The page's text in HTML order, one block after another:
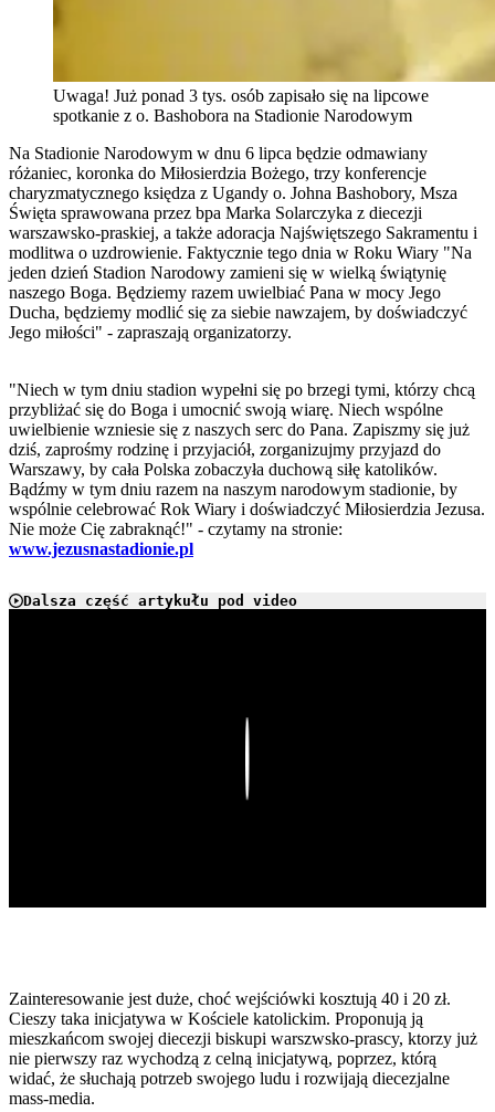
Uwaga! Już ponad 3 tys. osób zapisało się na lipcowe
spotkanie z o. Bashobora na Stadionie Narodowym
Na Stadionie Narodowym w dnu 6 lipca będzie odmawiany
różaniec, koronka do Miłosierdzia Bożego, trzy konferencje
charyzmatycznego księdza z Ugandy o. Johna Bashobory, Msza
Święta sprawowana przez bpa Marka Solarczyka z diecezji
warszawsko-praskiej, a także adoracja Najświętszego Sakramentu i
modlitwa o uzdrowienie. Faktycznie tego dnia w Roku Wiary "Na
jeden dzień Stadion Narodowy zamieni się w wielką świątynię
naszego Boga. Będziemy razem uwielbiać Pana w mocy Jego
Ducha, będziemy modlić się za siebie nawzajem, by doświadczyć
Jego miłości" - zapraszają organizatorzy.
"Niech w tym dniu stadion wypełni się po brzegi tymi, którzy chcą
przybliżać się do Boga i umocnić swoją wiarę. Niech wspólne
uwielbienie wzniesie się z naszych serc do Pana. Zapiszmy się już
dziś, zaprośmy rodzinę i przyjaciół, zorganizujmy przyjazd do
Warszawy, by cała Polska zobaczyła duchową siłę katolików.
Bądźmy w tym dniu razem na naszym narodowym stadionie, by
wspólnie celebrować Rok Wiary i doświadczyć Miłosierdzia Jezusa.
Nie może Cię zabraknąć!" - czytamy na stronie:
www.jezusnastadionie.pl
Dalsza część artykułu pod video
Zainteresowanie jest duże, choć wejściówki kosztują 40 i 20 zł.
Cieszy taka inicjatywa w Kościele katolickim. Proponują ją
mieszkańcom swojej diecezji biskupi warszwsko-prascy, ktorzy już
nie pierwszy raz wychodzą z celną inicjatywą, poprzez, którą
widać, że słuchają potrzeb swojego ludu i rozwijają diecezjalne
mass-media.